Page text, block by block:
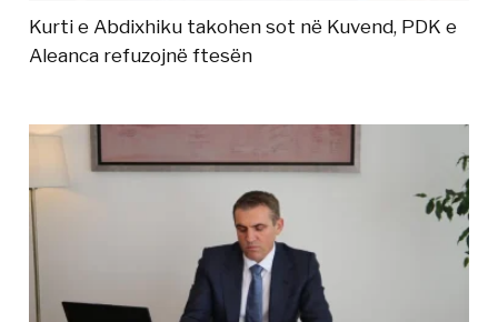
Kurti e Abdixhiku takohen sot në Kuvend, PDK e
Aleanca refuzojnë ftesën